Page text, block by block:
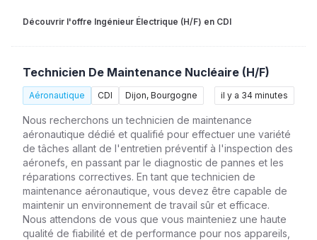
Découvrir l'offre Ingénieur Électrique (H/F) en CDI
Technicien De Maintenance Nucléaire (H/F)
Aéronautique CDI Dijon, Bourgogne il y a 34 minutes
Nous recherchons un technicien de maintenance
aéronautique dédié et qualifié pour effectuer une variété
de tâches allant de l'entretien préventif à l'inspection des
aéronefs, en passant par le diagnostic de pannes et les
réparations correctives. En tant que technicien de
maintenance aéronautique, vous devez être capable de
maintenir un environnement de travail sûr et efficace.
Nous attendons de vous que vous mainteniez une haute
qualité de fiabilité et de performance pour nos appareils,